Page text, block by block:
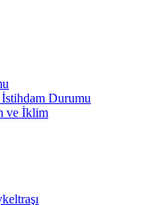
Durumu
ve İklim